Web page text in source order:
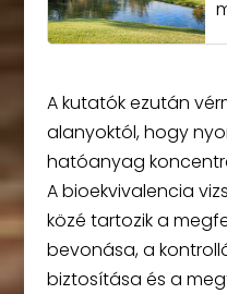
A kutatók ezután
alanyoktól, hogy
hatóanyag
A bioekvivalencia
közé tartozik a
bevonása, a
biztosítása és a